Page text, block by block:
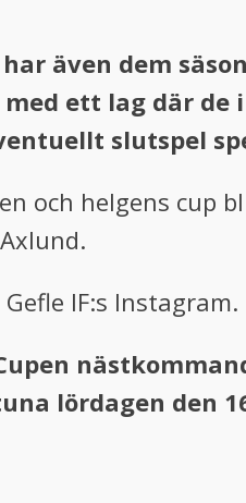
även dem
ett lag där de
slutspel
och helgens cup
IF:s Instagram.
lördagen den